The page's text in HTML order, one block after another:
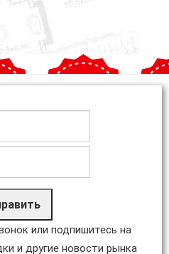
или подпишитесь на
и другие новости рынка